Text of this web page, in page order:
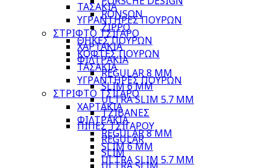
ΤΑΣΑΚΙΑ
ΥΓΡΑΝΤΗΡΕΣ ΠΟΥΡΩΝ
ΣΤΡΙΦΤΟ ΤΣΙΓΑΡΟ
ΧΑΡΤΑΚΙΑ
ΦΙΛΤΡΑΚΙΑ
REGULAR 8 MM
SLIM 6 MM
ULTRA SLIM 5.7 MM
ΤΖΙΒΑΝΕΣ
ΠΙΠΕΣ ΤΣΙΓΑΡΟΥ
REGULAR
SLIM
RONSON
ZIPPO
ΘΗΚΕΣ ΠΟΥΡΩΝ
ΚΟΦΤΕΣ ΠΟΥΡΩΝ
ΤΑΣΑΚΙΑ
ΥΓΡΑΝΤΗΡΕΣ ΠΟΥΡΩΝ
ΣΤΡΙΦΤΟ ΤΣΙΓΑΡΟ
ΧΑΡΤΑΚΙΑ
ΦΙΛΤΡΑΚΙΑ
REGULAR 8 MM
SLIM 6 MM
ULTRA SLIM 5.7 MM